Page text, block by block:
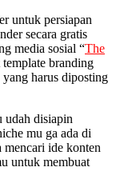
untuk persiapan
secara gratis
media sosial “The
branding
harus diposting
udah disiapin
mu ga ada di
mencari ide konten
untuk membuat